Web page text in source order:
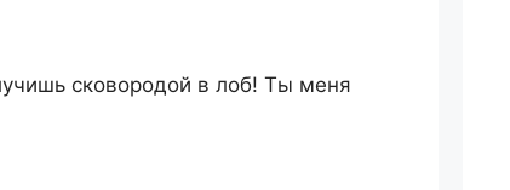
сковородой в лоб! Ты меня